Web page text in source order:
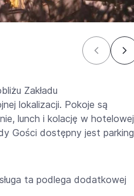
Zakładu
lokalizacji. Pokoje są
lunch i kolację w hotelowej
Gości dostępny jest parking
ta podlega dodatkowej